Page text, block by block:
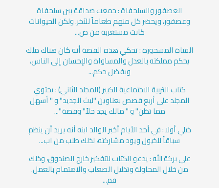
العصفور والسلحفاة : جمعت صداقة بين سلحفاة
وعصفور، ويحضر كل منهم طعاماً للآخر. ولكن الحيوانات
كانت مستغربة من ص...
الفتاة المسحورة : تحكي هذه القصة أنه كان هناك ملك
يحكم مملكته بالعدل والمساواة والإحسان إلى الناس،
وبفضل حكم...
كتاب التربية الاجتماعية الكبير (المجلد الثاني) : يحتوي
المجلد على أربع قصص بعناوين "ليث الجديد" و " أسهل
مما تظن" و " مالك يجد حلاً" وقصة "...
خيلي أولا : في أحد الأيام أخبر الوالد ابنه أنه يريد أن ينظم
سباقاً للخيول ويود مشاركته، لذلك طلب من اب...
على بركة الله : يدعو الكتاب للتفكير خارج الصندوق، وذلك
من خلال المحاولة وتذليل الصعاب والاهتمام بالعمل.
فم...